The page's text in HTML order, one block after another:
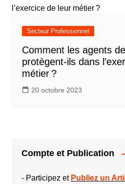
Secteur Professionnel
Comment les agents
protègent-ils dans
métier ?
20 octobre 2023
Compte et Publication
- Participez et Publiez un